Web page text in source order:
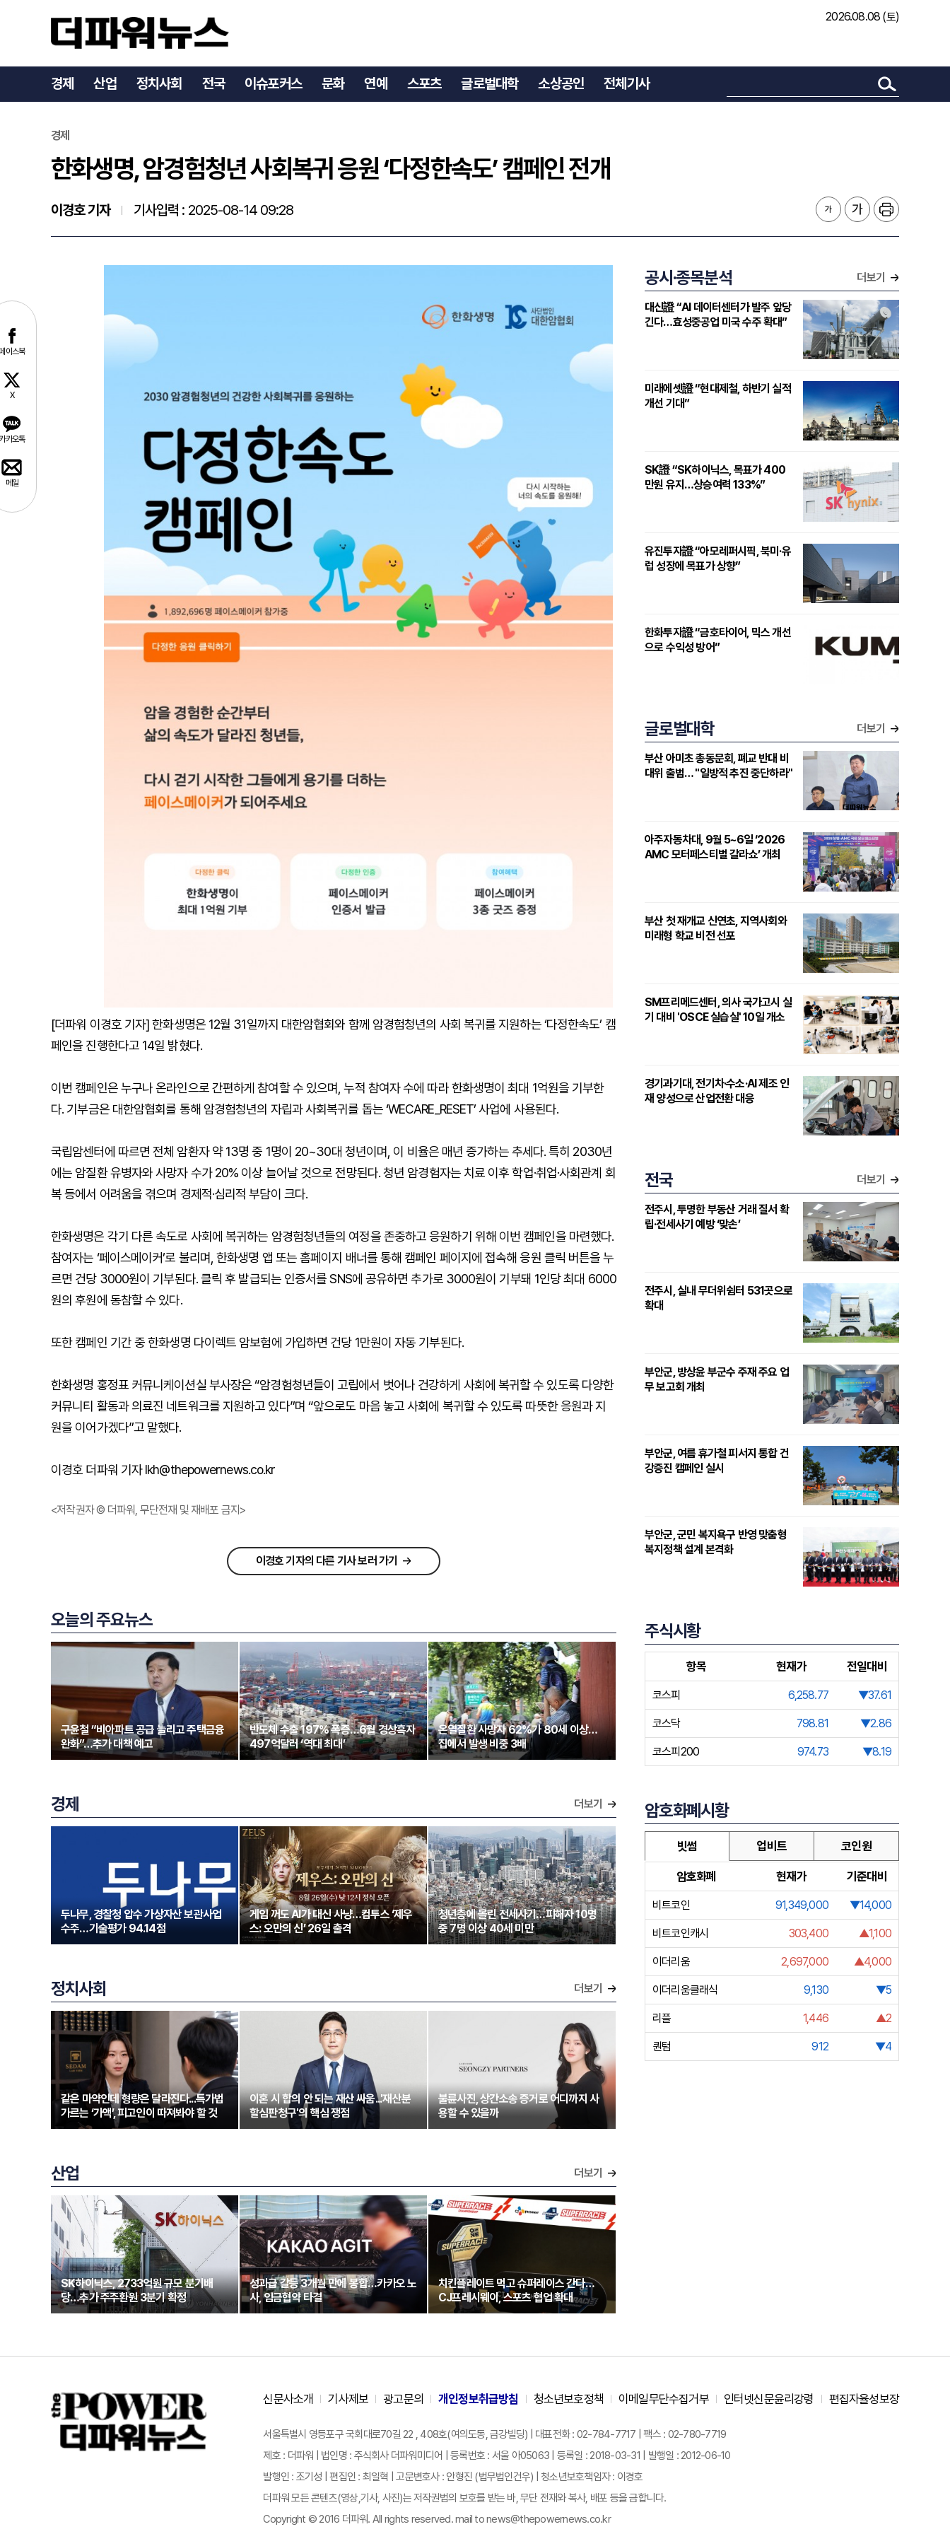
2026.08.08 (토)
경제 산업 정치사회 전국 이슈포커스 문화 연예 스포츠 글로벌대학 소상공인 전체기사
한화생명, 암경험청년 사회복귀 응원 ‘다정한속도’ 캠페인 전개
이스북
X
카오톡
메일
경제
한화생명, 암경험청년 사회복귀 응원 ‘다정한속도’ 캠페인 전개
이경호 기자 기사입력 : 2025-08-14 09:28
[더파워 이경호 기자] 한화생명은 12월 31일까지 대한암협회와 함께 암경험청년의 사회 복귀를 지원하는 ‘다정한속도’ 캠
페인을 진행한다고 14일 밝혔다.
이번 캠페인은 누구나 온라인으로 간편하게 참여할 수 있으며, 누적 참여자 수에 따라 한화생명이 최대 1억원을 기부한
다. 기부금은 대한암협회를 통해 암경험청년의 자립과 사회복귀를 돕는 ‘WECARE_RESET’ 사업에 사용된다.
국립암센터에 따르면 전체 암환자 약 13명 중 1명이 20~30대 청년이며, 이 비율은 매년 증가하는 추세다. 특히 2030년
에는 암질환 유병자와 사망자 수가 20% 이상 늘어날 것으로 전망된다. 청년 암경험자는 치료 이후 학업·취업·사회관계 회
복 등에서 어려움을 겪으며 경제적·심리적 부담이 크다.
한화생명은 각기 다른 속도로 사회에 복귀하는 암경험청년들의 여정을 존중하고 응원하기 위해 이번 캠페인을 마련했다.
참여자는 ‘페이스메이커’로 불리며, 한화생명 앱 또는 홈페이지 배너를 통해 캠페인 페이지에 접속해 응원 클릭 버튼을 누
르면 건당 3000원이 기부된다. 클릭 후 발급되는 인증서를 SNS에 공유하면 추가로 3000원이 기부돼 1인당 최대 6000
원의 후원에 동참할 수 있다.
또한 캠페인 기간 중 한화생명 다이렉트 암보험에 가입하면 건당 1만원이 자동 기부된다.
한화생명 홍정표 커뮤니케이션실 부사장은 “암경험청년들이 고립에서 벗어나 건강하게 사회에 복귀할 수 있도록 다양한
커뮤니티 활동과 의료진 네트워크를 지원하고 있다”며 “앞으로도 마음 놓고 사회에 복귀할 수 있도록 따뜻한 응원과 지
원을 이어가겠다”고 말했다.
이경호 더파워 기자 lkh@thepowernews.co.kr
<저작권자 © 더파워, 무단전재 및 재배포 금지>
이경호 기자의 다른 기사 보러 가기
오늘의 주요뉴스
구윤철 “비아파트 공급 늘리고 주택금융
완화”…추가 대책 예고
반도체 수출 197% 폭증…6월 경상흑자
497억달러 ‘역대 최대’
온열질환 사망자 62%가 80세 이상…
집에서 발생 비중 3배
경제 더보기
두나무, 경찰청 압수 가상자산 보관사업
수주…기술평가 94.14점
게임 꺼도 AI가 대신 사냥…컴투스 ‘제우
스: 오만의 신’ 26일 출격
청년층에 몰린 전세사기…피해자 10명
중 7명 이상 40세 미만
정치사회 더보기
같은 마약인데 형량은 달라진다...특가법
가르는 ‘가액’, 피고인이 따져봐야 할 것
이혼 시 합의 안 되는 재산 싸움...'재산분
할심판청구'의 핵심 쟁점
불륜사진, 상간소송 증거로 어디까지 사
용할 수 있을까
산업 더보기
SK하이닉스, 2733억원 규모 분기배
당…추가 주주환원 3분기 확정
성과급 갈등 3개월 만에 봉합…카카오 노
사, 임금협약 타결
치킨플레이트 먹고 슈퍼레이스 간다…
CJ프레시웨이, 스포츠 협업 확대
공시·종목분석 더보기
대신證 “AI 데이터센터가 발주 앞당
긴다…효성중공업 미국 수주 확대”
미래에셋證 “현대제철, 하반기 실적
개선 기대”
SK證 “SK하이닉스, 목표가 400
만원 유지…상승여력 133%”
유진투자證 “아모레퍼시픽, 북미·유
럽 성장에 목표가 상향”
한화투자證 “금호타이어, 믹스 개선
으로 수익성 방어”
글로벌대학 더보기
부산 아미초 총동문회, 폐교 반대 비
대위 출범… "일방적 추진 중단하라"
아주자동차대, 9월 5~6일 ‘2026
AMC 모터페스티벌 갈라쇼’ 개최
부산 첫 재개교 신연초, 지역사회와
미래형 학교 비전 선포
SM프리메드센터, 의사 국가고시 실
기 대비 'OSCE 실습실' 10일 개소
경기과기대, 전기차·수소·AI 제조 인
재 양성으로 산업전환 대응
전국 더보기
전주시, 투명한 부동산 거래 질서 확
립·전세사기 예방 ‘맞손’
전주시, 실내 무더위쉼터 531곳으로
확대
부안군, 방상윤 부군수 주재 주요 업
무 보고회 개최
부안군, 여름 휴가철 피서지 통합 건
강증진 캠페인 실시
부안군, 군민 복지욕구 반영 맞춤형
복지정책 설계 본격화
주식시황
항목 현재가 전일대비
코스피 6,258.77 ▼37.61
코스닥 798.81 ▼2.86
코스피200 974.73 ▼8.19
암호화폐시황
빗썸 업비트 코인원
암호화폐 현재가 기준대비
비트코인 91,349,000 ▼14,000
비트코인캐시 303,400 ▲1,100
이더리움 2,697,000 ▲4,000
이더리움클래식 9,130 ▼5
리플 1,446 ▲2
퀀텀 912 ▼4
신문사소개 기사제보 광고문의 개인정보취급방침 청소년보호정책 이메일무단수집거부 인터넷신문윤리강령 편집자율성보장
서울특별시 영등포구 국회대로70길 22 , 408호(여의도동, 금강빌딩) | 대표전화 : 02-784-7717 | 팩스 : 02-780-7719
제호 : 더파워 | 법인명 : 주식회사 더파워미디어 | 등록번호 : 서울 아05063 | 등록일 : 2018-03-31 | 발행일 : 2012-06-10
발행인 : 조기성 | 편집인 : 최일혁 | 고문변호사 : 안형진 (법무법인건우) | 청소년보호책임자 : 이경호
더파워 모든 콘텐츠(영상,기사, 사진)는 저작권법의 보호를 받는 바, 무단 전재와 복사, 배포 등을 금합니다.
Copyright © 2016 더파워. All rights reserved. mail to news@thepowernews.co.kr